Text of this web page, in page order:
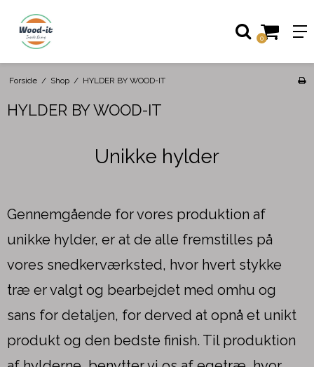
0
Forside / Shop / HYLDER BY WOOD-IT
HYLDER BY WOOD-IT
Unikke hylder
Gennemgående for vores produktion af
unikke hylder, er at de alle fremstilles på
vores snedkerværksted, hvor hvert stykke
træ er valgt og bearbejdet med omhu og
sans for detaljen, for derved at opnå et unikt
produkt og den bedste finish. Til produktion